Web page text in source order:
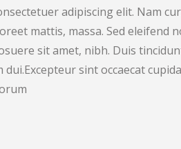
adipiscing elit. Nam
mattis, massa. Sed eleifend
sit amet, nibh. Duis
dui.Excepteur sint occaecat